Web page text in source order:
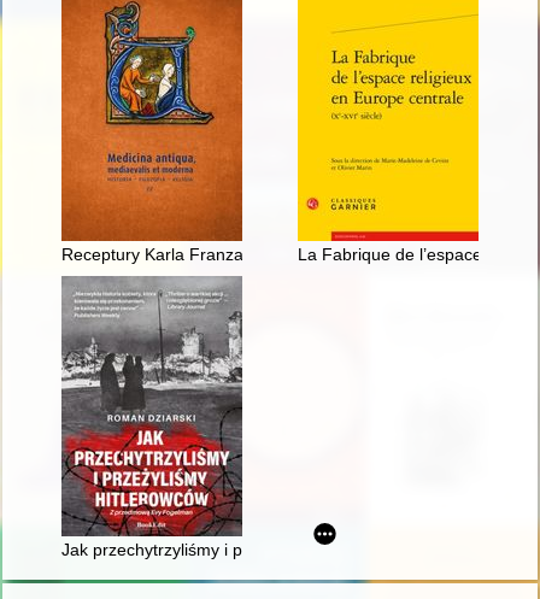
Receptury Karla Franza Heintza w czasie epidemii dżumy w
La Fabrique de l’espace
Jak przechytrzyliśmy i przeżyliśmy hitlerowców